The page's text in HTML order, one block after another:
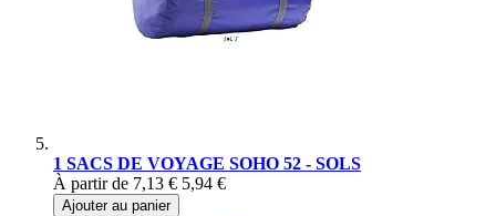
1 SACS DE VOYAGE SOHO 52 - SOLS
À partir de 7,13 € 5,94 €
Ajouter au panier